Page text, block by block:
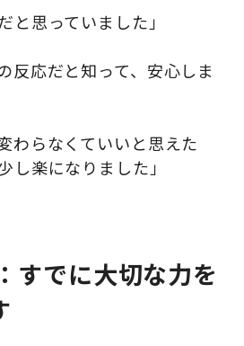
と思っていました」
反応だと知って、安心しま
わらなくていいと思えた
し楽になりました」
すでに大切な力を